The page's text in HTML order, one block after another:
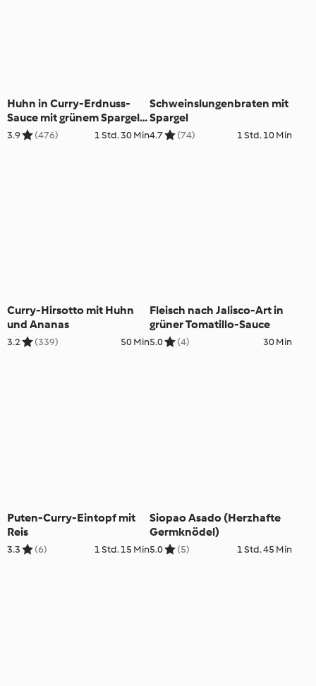
Huhn in Curry-Erdnuss-
Sauce mit grünem Spargel
und Zuckerschoten
3.9 (476) 1 Std. 30 Min
Schweinslungenbraten mit
Spargel
4.7 (74) 1 Std. 10 Min
Curry-Hirsotto mit Huhn
und Ananas
3.2 (339) 50 Min
Fleisch nach Jalisco-Art in
grüner Tomatillo-Sauce
5.0 (4) 30 Min
Puten-Curry-Eintopf mit
Reis
3.3 (6) 1 Std. 15 Min
Siopao Asado (Herzhafte
Germknödel)
5.0 (5) 1 Std. 45 Min